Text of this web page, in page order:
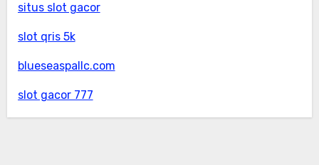
situs slot gacor
slot qris 5k
blueseaspallc.com
slot gacor 777